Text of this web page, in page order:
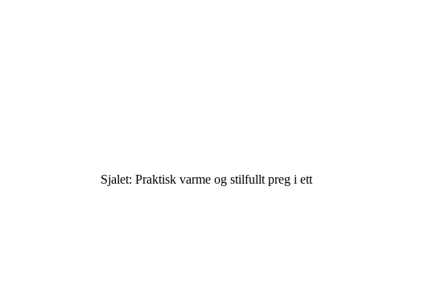
Sjalet: Praktisk varme og stilfullt preg i ett